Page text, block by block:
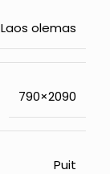
Laos olemas
790×2090
Puit